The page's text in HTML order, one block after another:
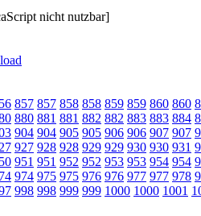
nicht nutzbar]
857 857 858 858 859 859 860 860
880 881 881 882 882 883 883 884
904 904 905 905 906 906 907 907
927 928 928 929 929 930 930 931
951 951 952 952 953 953 954 954
974 975 975 976 976 977 977 978
998 998 999 999 1000 1000 1001